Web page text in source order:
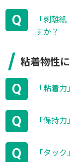
Q
「剥離
すか？
粘着物性
Q 「粘着
Q 「保持
Q 「タッ